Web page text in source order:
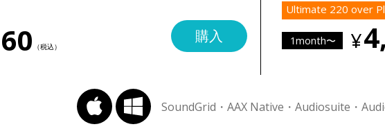
購入
Ultimate 220 over
1month〜
SoundGrid・AAX Native・Audiosuite・